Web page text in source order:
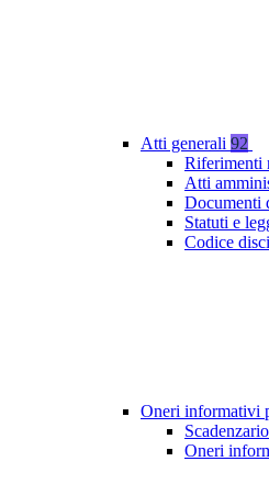
Atti generali 92
Riferimenti
Atti
Documenti
Statuti e
Codice
Oneri informativi
Oneri